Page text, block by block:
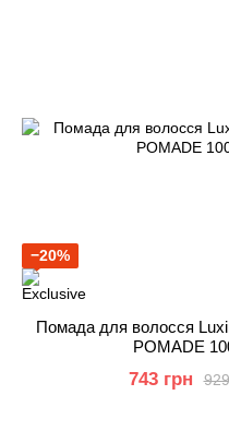
−20%
Помада для волосся
POMADE
743 грн